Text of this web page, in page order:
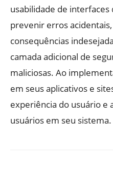
usabilidade de interfaces
prevenir erros
consequências
camada adicional de
maliciosas. Ao
em seus aplicativos e
experiência do usuário e
usuários em seu sistema.